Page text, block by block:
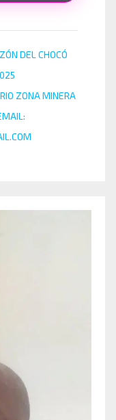
DEL CHOCÓ
ZONA MINERA